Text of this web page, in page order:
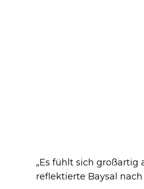
„Es fühlt sich großartig
reflektierte Baysal